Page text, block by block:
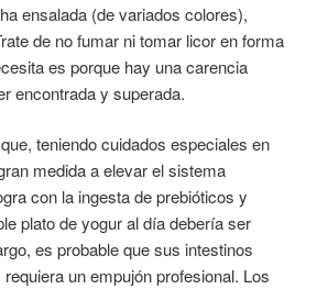
ensalada (de variados colores),
de no fumar ni tomar licor en forma
es porque hay una carencia
encontrada y superada.
teniendo cuidados especiales en
medida a elevar el sistema
con la ingesta de prebióticos y
plato de yogur al día debería ser
es probable que sus intestinos
requiera un empujón profesional. Los